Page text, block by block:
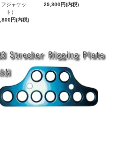
フジャケッ
ト）
円(内税)
29,800円(内税)